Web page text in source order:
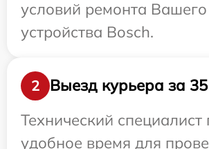
условий ремонта Вашего
устройства Bosch.
2
Выезд курьера за
Технический специалист
удобное время для